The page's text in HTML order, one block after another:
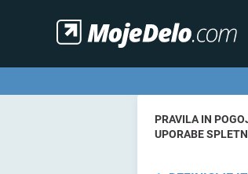
PRAVILA IN
UPORABE